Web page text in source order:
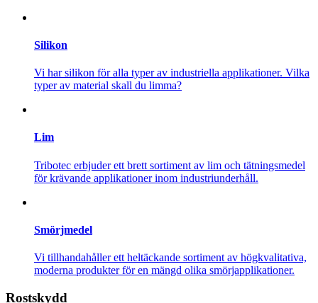
Silikon
Vi har silikon för alla typer av industriella applikationer. Vilka
typer av material skall du limma?
Lim
Tribotec erbjuder ett brett sortiment av lim och tätningsmedel
för krävande applikationer inom industriunderhåll.
Smörjmedel
Vi tillhandahåller ett heltäckande sortiment av högkvalitativa,
moderna produkter för en mängd olika smörjapplikationer.
Rostskydd